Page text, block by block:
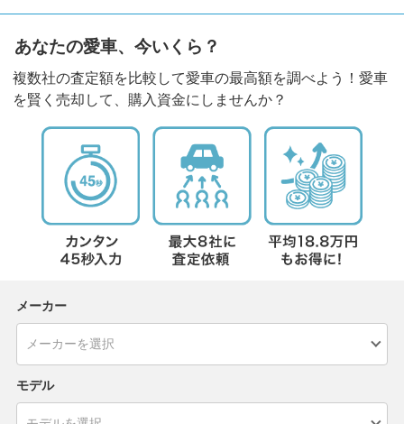
あなたの愛車、今いくら？
複数社の査定額を比較して愛車の最高額を調べよう！愛車
を賢く売却して、購入資金にしませんか？
メーカー
モデル